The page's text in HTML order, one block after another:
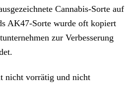
Cannabis-Sorte auf
AK47-Sorte wurde oft kopiert
zur Verbesserung
nicht vorrätig und nicht